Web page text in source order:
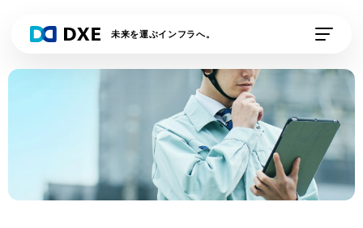
未来を運ぶインフラへ。
DXE Station 収運業
DXE Station 収運・
処分業者
DXEドライバー DXE排出事業者